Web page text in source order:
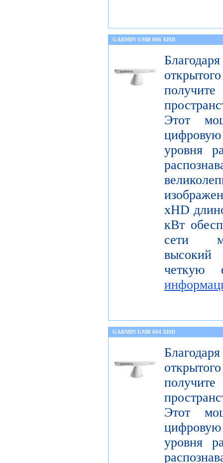
GARMIN GMR 606 XHD
Этот
уровня
xHD
кВт
сети
высокий
четкую
GARMIN GMR 604 XHD
Этот
уровня